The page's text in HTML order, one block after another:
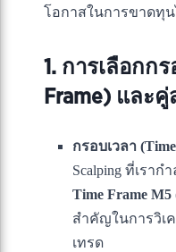
โอกาสในการขาดทุ
1. การเลือกก
Frame) และ
กรอบเวลา
Scalping ที่เราก
Time Frame
สำคัญในการวิเ
เทรด